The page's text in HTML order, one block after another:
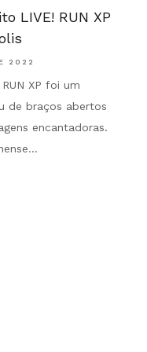
LIVE! RUN XP
2022
XP foi um
de braços abertos
encantadoras.